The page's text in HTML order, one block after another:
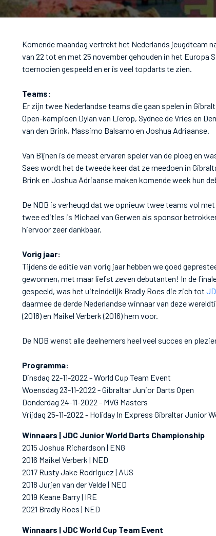
Komende maandag vertrekt het Nederlands jeugdteam
van 22 tot en met 25 november gehouden in het Europa
toernooien gespeeld en er is veel topdarts te zien.
Teams:
Er zijn twee Nederlandse teams die gaan spelen in
Open-kampioen Dylan van Lierop, Sydnee de Vries en
van den Brink, Massimo Balsamo en Joshua Adriaanse.
Van Bijnen is de meest ervaren speler van de ploeg en
Saes wordt het de tweede keer dat ze meedoen in
Brink en Joshua Adriaanse maken komende week hun
De NDB is verheugd dat we opnieuw twee teams vol
twee edities is Michael van Gerwen als sponsor
hiervoor zeer dankbaar.
Vorig jaar:
Tijdens de editie van vorig jaar hebben we goed
gewonnen, met maar liefst zeven debutanten! In de
gespeeld, was het uiteindelijk Bradly Roes die zich tot
daarmee de derde Nederlandse winnaar van deze
(2018) en Maikel Verberk (2016) hem voor.
De NDB wenst alle deelnemers heel veel succes en
Programma:
Dinsdag 22-11-2022 - World Cup Team Event
Woensdag 23-11-2022 - Gibraltar Junior Darts Open
Donderdag 24-11-2022 - MVG Masters
Vrijdag 25-11-2022 - Holiday In Express Gibraltar Junior
Winnaars | JDC Junior World Darts Championship
2015 Joshua Richardson | ENG
2016 Maikel Verberk | NED
2017 Rusty Jake Rodriguez | AUS
2018 Jurjen van der Velde | NED
2019 Keane Barry | IRE
2021 Bradly Roes | NED
Winnaars | JDC World Cup Team Event